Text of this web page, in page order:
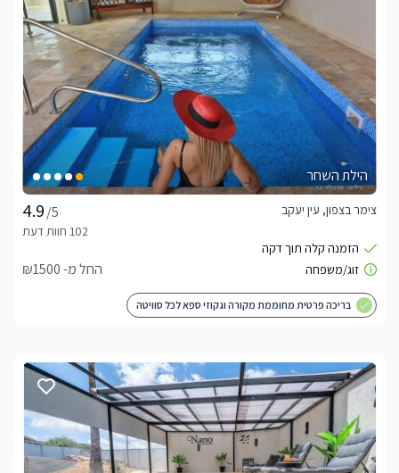
הילת השחר
/5
צימר בצפון, עין יעקב
החל מ- ₪1500
בריכה פרטית מחוממת מקורה וגקוזי ספא לכל סוויטה